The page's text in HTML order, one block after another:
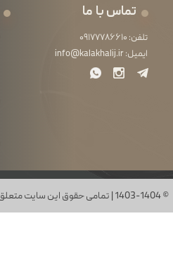
© 1403-1404 | تمامی حقوق این سایت متعلق به
تماس با ما
تلفن: ۰۹۱۷۷۷۸۶۶۱۰
ایمیل:info@kalakhalij.ir